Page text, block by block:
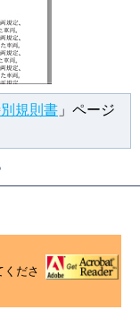
規則書 」ページ
くださ